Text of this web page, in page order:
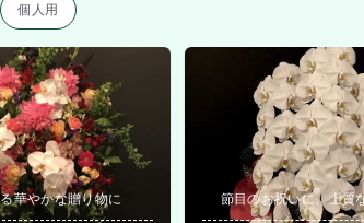
個人用
華やかな贈り物に 節目のお祝いに、上質